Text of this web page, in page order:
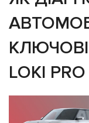
LOKI PRO